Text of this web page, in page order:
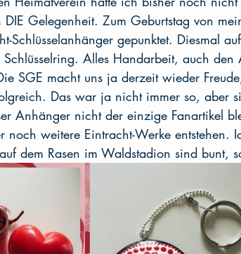
Gelegenheit. Zum Geburtstag von
Schlüsselanhänger gepunktet. Diesmal
Schlüsselring. Alles Handarbeit, auch
SGE macht uns ja derzeit wieder
Das war ja nicht immer so, aber
Anhänger nicht der einzige Fanartikel
noch weitere Eintracht-Werke entstehen.
dem Rasen im Waldstadion sind bunt,